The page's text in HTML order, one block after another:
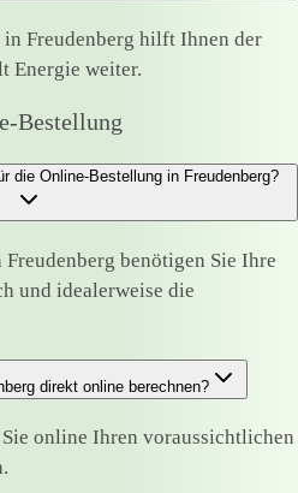
Freudenberg hilft Ihnen der
Energie weiter.
Bestellung
die Online-Bestellung in Freudenberg?
benötigen Sie Ihre
und idealerweise die
direkt online berechnen?
online Ihren voraussichtlichen